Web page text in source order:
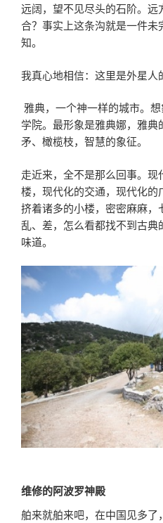
远阔，望不见尽头的石阶。远
合？事实上这条沟就是一件
知。
我真心地相信：这里是外星人
雅典，一个神一样的城市。
学院。最形象是雅典娜，雅
矛、橄榄枝，智慧的象征。
走近来，全不是那么回事。
楼，现代化的交通，现代化的
挤着诸多的小楼，密密麻麻，
乱、差，怎么看都找不到古
味道。
维修的阿波罗神殿
舶来就舶来吧，在中国见多